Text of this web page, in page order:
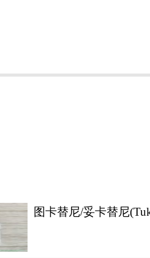
、帕妥珠单抗、T-DM1等
，为这部分患者提供了新
妥珠单抗emtansine（T-
图卡替尼/妥卡替尼